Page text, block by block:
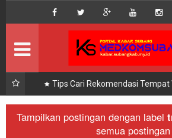
Tips Cari Rekomendasi Tempat
Lebaran via Google
Tampilkan postingan dengan label
semua postingan
DISCLAIMER
MEGA MENU
INFO KEGIATAN
SEKILAS INFO